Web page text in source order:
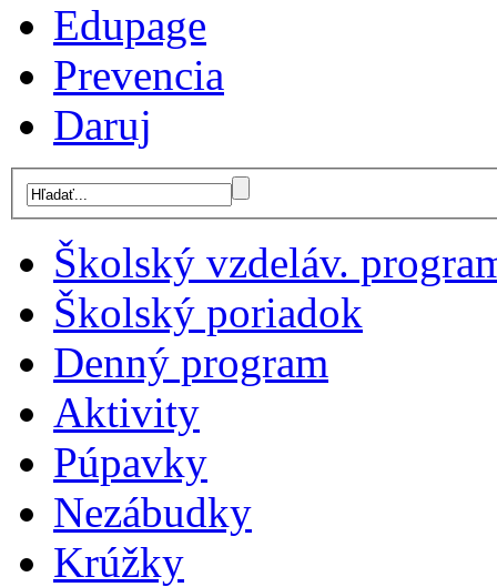
Edupage
Prevencia
Daruj
Školský vzdeláv.
Školský poriadok
Denný program
Aktivity
Púpavky
Nezábudky
Krúžky